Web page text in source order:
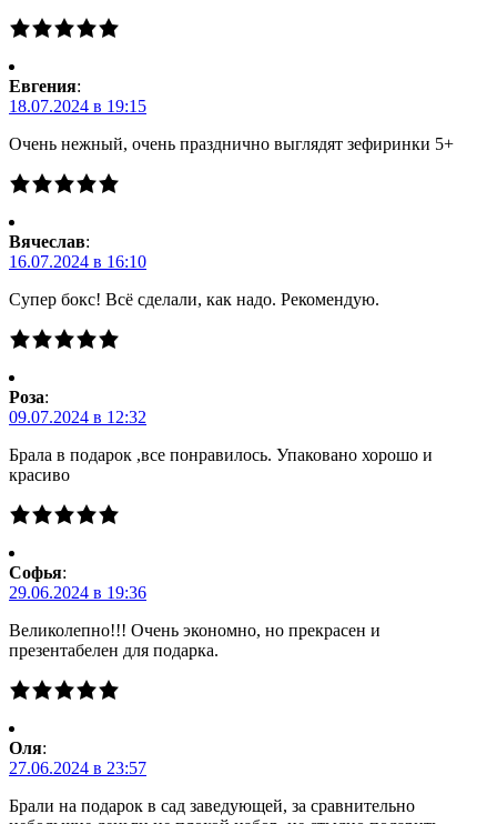
Евгения:
18.07.2024 в 19:15
Очень нежный, очень празднично выглядят зефиринки 5+
Вячеслав:
16.07.2024 в 16:10
Супер бокс! Всё сделали, как надо. Рекомендую.
Роза:
09.07.2024 в 12:32
Брала в подарок ,все понравилось. Упаковано хорошо и
красиво
Софья:
29.06.2024 в 19:36
Великолепно!!! Очень экономно, но прекрасен и
презентабелен для подарка.
Оля:
27.06.2024 в 23:57
Брали на подарок в сад заведующей, за сравнительно